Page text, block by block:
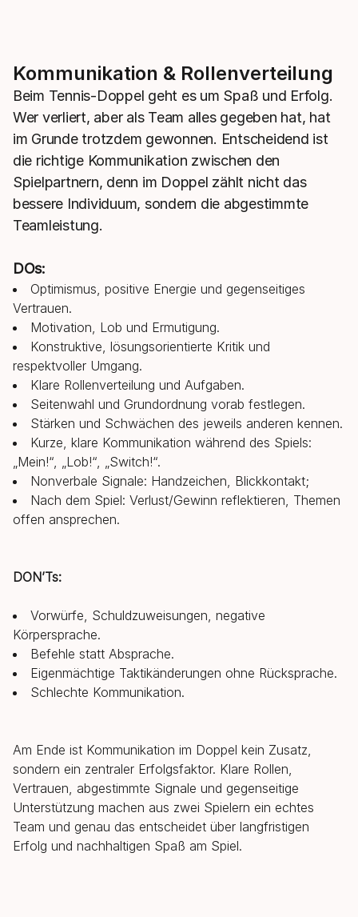
Kommunikation & Rollenverteilung
Beim Tennis-Doppel geht es um Spaß und Erfolg.
Wer verliert, aber als Team alles gegeben hat, hat
im Grunde trotzdem gewonnen. Entscheidend ist
die richtige Kommunikation zwischen den
Spielpartnern, denn im Doppel zählt nicht das
bessere Individuum, sondern die abgestimmte
Teamleistung.
DOs:
Optimismus, positive Energie und gegenseitiges
Vertrauen.
Motivation, Lob und Ermutigung.
Konstruktive, lösungsorientierte Kritik und
respektvoller Umgang.
Klare Rollenverteilung und Aufgaben.
Seitenwahl und Grundordnung vorab festlegen.
Stärken und Schwächen des jeweils anderen kennen.
Kurze, klare Kommunikation während des Spiels:
„Mein!“, „Lob!“, „Switch!“.
Nonverbale Signale: Handzeichen, Blickkontakt;
Nach dem Spiel: Verlust/Gewinn reflektieren, Themen
offen ansprechen.
DON’Ts:
Vorwürfe, Schuldzuweisungen, negative
Körpersprache.
Befehle statt Absprache.
Eigenmächtige Taktikänderungen ohne Rücksprache.
Schlechte Kommunikation.
Am Ende ist Kommunikation im Doppel kein Zusatz,
sondern ein zentraler Erfolgsfaktor. Klare Rollen,
Vertrauen, abgestimmte Signale und gegenseitige
Unterstützung machen aus zwei Spielern ein echtes
Team und genau das entscheidet über langfristigen
Erfolg und nachhaltigen Spaß am Spiel.